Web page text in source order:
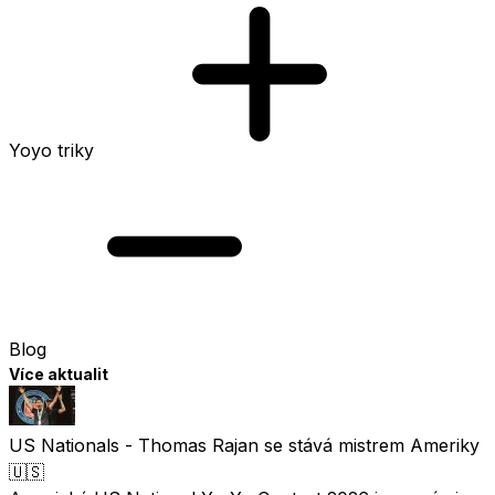
Yoyo triky
Blog
Více aktualit
US Nationals - Thomas Rajan se stává mistrem Ameriky
🇺🇸